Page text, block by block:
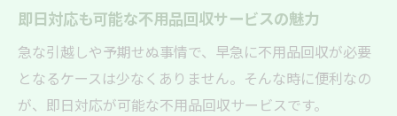
即日対応も可能な不用品回収サービスの魅力
急な引越しや予期せぬ事情で、早急に不用品回収が必要
となるケースは少なくありません。そんな時に便利なの
が、即日対応が可能な不用品回収サービスです。